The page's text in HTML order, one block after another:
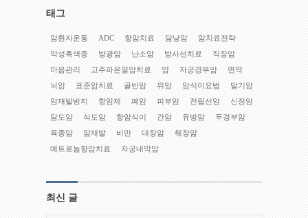
태그
암환자운동 ADC 항암치료 담낭암
암치료전략
악성흑색종
방광암 난소암 방사선치료
직장암
마음관리
고주파온열암치료 암 자궁경부암
면역
뇌암
표준암치료 골반암 위암 암식이요법
말기암
암재발방지
항암제 폐암 피부암 전립선암
신장암
담도암
식도암 항암식이 간암 유방암
두경부암
육종암
암재발 비만 대장암
췌장암
메트로놈항암치료
자궁내막암
최신 글